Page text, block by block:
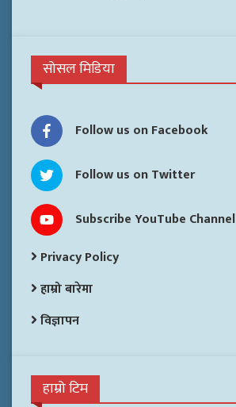
सोसल मिडिया
Follow us on Facebook
Follow us on Twitter
Subscribe YouTube Channel
Privacy Policy
हाम्रो बारेमा
विज्ञापन
हाम्रो टिम